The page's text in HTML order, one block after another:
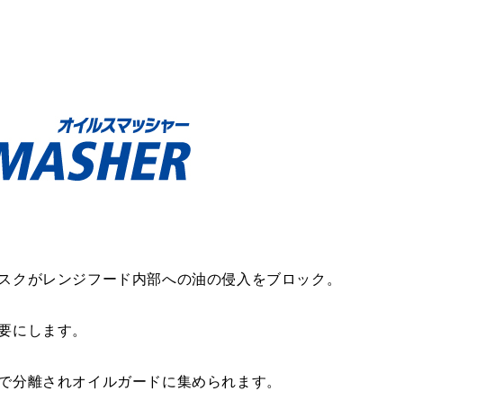
クがレンジフード内部への油の侵入をブロック。
にします。
分離されオイルガードに集められます。